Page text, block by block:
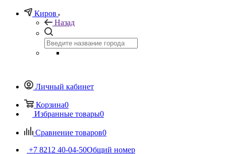
Киров
Назад
Личный кабинет
Корзина0
Избранные товары0
Сравнение товаров0
+7 8212 40-04-50Общий номер